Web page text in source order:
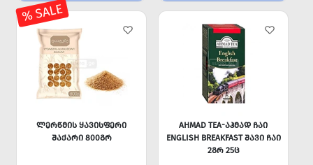
% SALE
ᲚᲔᲠᲬᲛᲘᲡ ᲧᲐᲕᲘᲡᲤᲔᲠᲘ
ᲨᲐᲥᲐᲠᲘ 800ᲒᲠ
AHMAD TEA-ᲐᲰᲛᲐᲓ ᲩᲐᲘ
ENGLISH BREAKFAST ᲨᲐᲕᲘ ᲩᲐᲘ
2ᲒᲠ 25Ც